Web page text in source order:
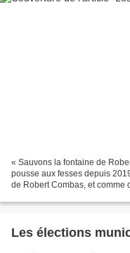
« Sauvons la fontaine de
pousse aux fesses depuis
de Robert Combas, et comme
Les élections